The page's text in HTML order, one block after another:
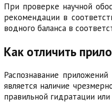
При проверке научной
рекомендации в
водного баланса в
Как отличить
Распознавание
является наличие
правильной гидратации